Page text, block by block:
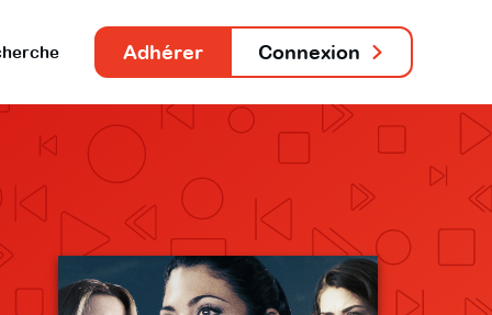
Adhérer Connexion